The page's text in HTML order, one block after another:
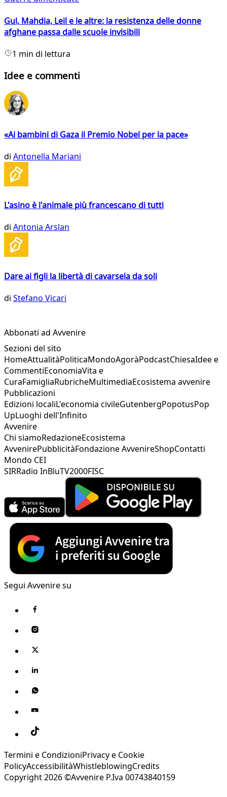
Gul, Mahdia, Leil e le altre: la resistenza delle donne
afghane passa dalle scuole invisibili
1 min di lettura
Idee e commenti
«Ai bambini di Gaza il Premio Nobel per la pace»
di Antonella Mariani
L'asino è l'animale più francescano di tutti
di Antonia Arslan
Dare ai figli la libertà di cavarsela da soli
di Stefano Vicari
Abbonati ad Avvenire
Sezioni del sito
HomeAttualitàPoliticaMondoAgoràPodcastChiesaIdee e
CommentiEconomiaVita e
CuraFamigliaRubricheMultimediaEcosistema avvenire
Pubblicazioni
Edizioni localiL'economia civileGutenbergPopotusPop
UpLuoghi dell'Infinito
Avvenire
Chi siamoRedazioneEcosistema
AvvenirePubblicitàFondazione AvvenireShopContatti
Mondo CEI
SIRRadio InBluTV2000FISC
Segui Avvenire su
Termini e CondizioniPrivacy e Cookie
PolicyAccessibilitàWhistleblowingCredits
Copyright 2026 ©Avvenire P.Iva 00743840159